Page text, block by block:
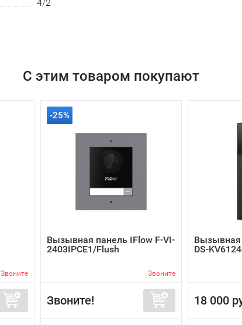
4/2
С этим товаром покупают
Звоните
-25%
Вызывная панель IFlow F-VI-
2403IPCE1/Flush
Звоните
Звоните!
Вызывная
DS-
18 000